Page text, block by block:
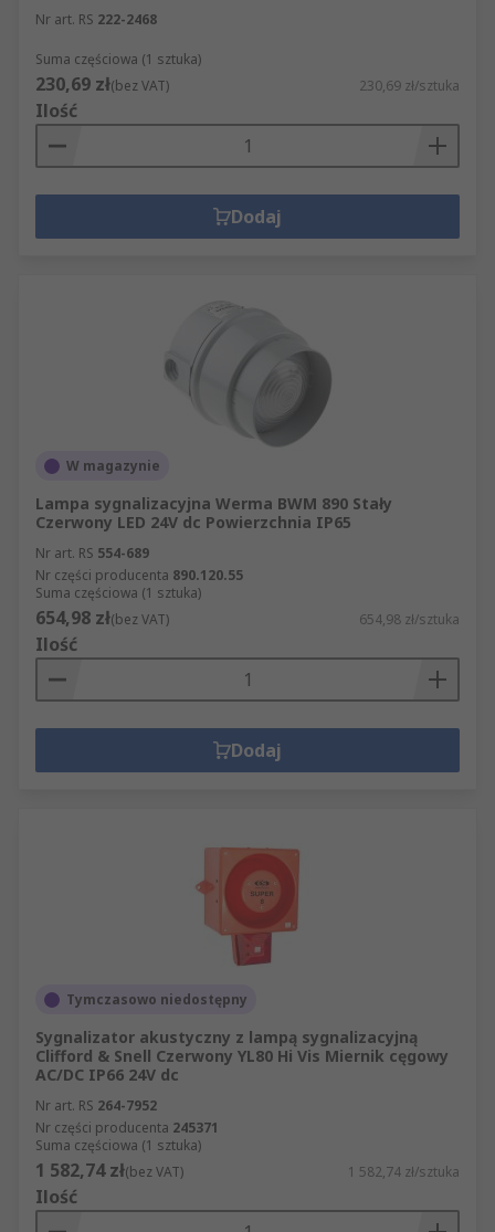
Nr art. RS 222-2468
Suma częściowa (1 sztuka)
230,69 zł(bez VAT) 230,69 zł/sztuka
Ilość
Dodaj
W magazynie
Lampa sygnalizacyjna Werma BWM 890 Stały
Czerwony LED 24V dc Powierzchnia IP65
Nr art. RS 554-689
Nr części producenta 890.120.55
Suma częściowa (1 sztuka)
654,98 zł(bez VAT) 654,98 zł/sztuka
Ilość
Dodaj
Tymczasowo niedostępny
Sygnalizator akustyczny z lampą sygnalizacyjną
Clifford & Snell Czerwony YL80 Hi Vis Miernik cęgowy
AC/DC IP66 24V dc
Nr art. RS 264-7952
Nr części producenta 245371
Suma częściowa (1 sztuka)
1 582,74 zł(bez VAT) 1 582,74 zł/sztuka
Ilość